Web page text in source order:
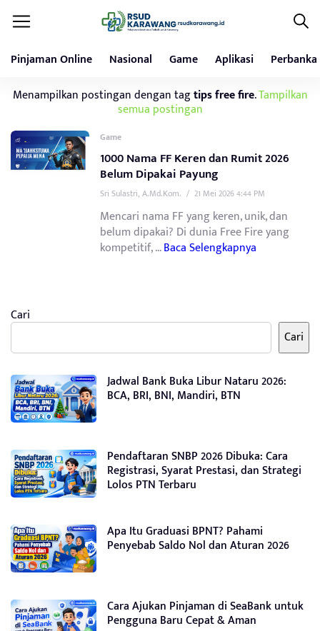
Pinjaman Online Nasional Game Aplikasi
Menampilkan postingan dengan tagtips free fire.Tampilkan
semua postingan
Game
1000 Nama FF Keren dan Rumit 2026
Belum Dipakai Payung
Sri Sulastri, A.Md.Kom. / 21 Mei 2026 4:44 PM
Mencari nama FF yang keren, unik, dan
belum dipakai? Di dunia Free Fire yang
kompetitif, ...Baca Selengkapnya
Cari
Cari
Jadwal Bank Buka Libur Nataru 2026:
BCA, BRI, BNI, Mandiri, BTN
Pendaftaran SNBP 2026 Dibuka: Cara
Registrasi, Syarat Prestasi, dan Strategi
Lolos PTN Terbaru
Apa Itu Graduasi BPNT? Pahami
Penyebab Saldo Nol dan Aturan 2026
Cara Ajukan Pinjaman di SeaBank untuk
Pengguna Baru Cepat & Aman